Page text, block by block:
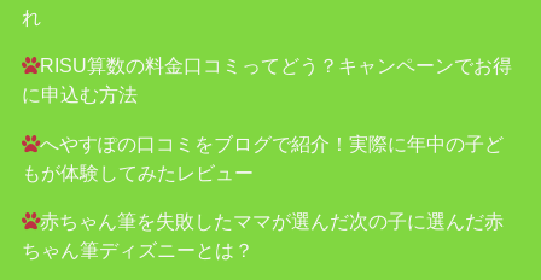
れ
RISU算数の料金口コミってどう？キャンペーンでお得
に申込む方法
へやすぽの口コミをブログで紹介！実際に年中の子ど
もが体験してみたレビュー
赤ちゃん筆を失敗したママが選んだ次の子に選んだ赤
ちゃん筆ディズニーとは？